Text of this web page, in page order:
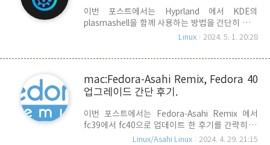
과를 얻을 수 있습니다. fzf의 설치는 macOS나
linux에서 package manager를 통해 설치하거나,
직접 소스코드를 다운로드 받아 빌드해서 사용하면
하..
이번 포스트에서는 Hyprland 에서 KDE의
plasmashell을 함께 사용하는 방법을 간단히 알아
봅니다. 이 방법은 KDE DE가 설치되어 있는 시스
인 사용자에게만 국한된 방법 입니다. 우선, 아래는
는 Kwin Window Manager를 사용하고 있고,
Hyprland는 Window Manager일뿐 DE를 갖고 있
login을 한 상태에서 plasmashell을 실행 시켜,
DE를 사용할 수 있도록 하는 방법 입니다. 이 방법
의 장점은 KDE의 widget과 dekstop icon,
Linux 2024. 5. 1. 20:28
mac:Fedora-Asahi Remix, Fedora 40
업그레이드 간단 후기.
이번 포스트에서는 Fedora-Asahi Remix 에서
fc39에서 fc40으로 업데이트 한 후기를 간략히 정
리해 봅니다. 현재 fedora 40 이 공식 릴리즈 되었
Linux/Asahi Linux 2024. 4. 29. 21:15